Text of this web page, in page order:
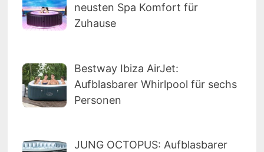
neusten Spa Komfort für
Zuhause
Bestway Ibiza AirJet:
Aufblasbarer Whirlpool für sechs
Personen
JUNG OCTOPUS: Aufblasbarer